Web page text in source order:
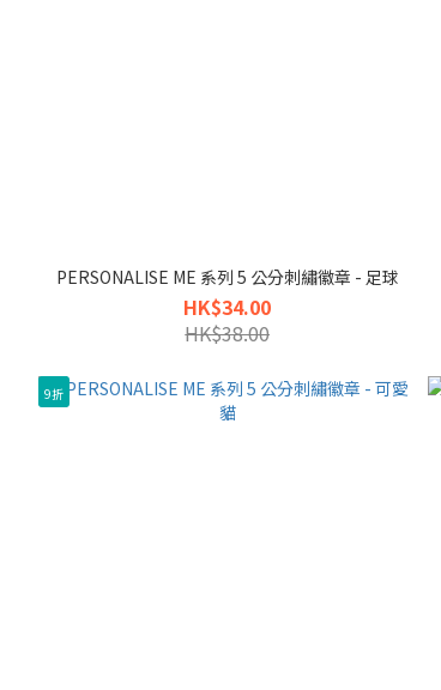
PERSONALISE ME 系列 5 公分刺繡徽章 - 足球
HK$34.00
HK$38.00
9折